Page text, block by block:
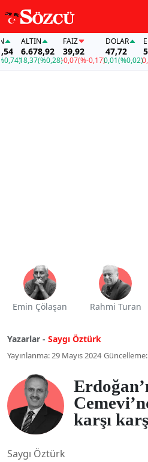
ALTIN
6.678,92
(%0,28)
FAİZ
39,92
-0,07(%-0,17)
DOLAR
47,72
0,01(%0,02)
EURO
55,18
0,00
Emin Çölaşan Rahmi Turan
Yazarlar - Saygı Öztürk
Yayınlanma: 29 Mayıs 2024
karşı
Saygı Öztürk